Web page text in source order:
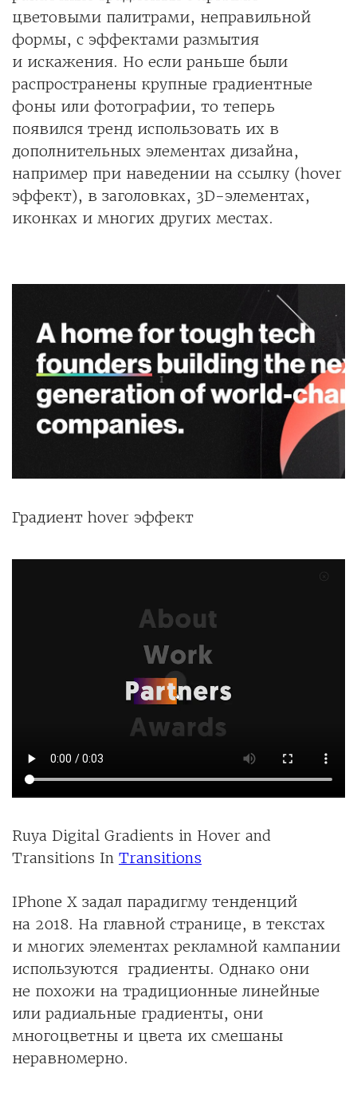
цветовыми палитрами, неправильной
формы, с эффектами размытия
и искажения. Но если раньше были
распространены крупные градиентные
фоны или фотографии, то теперь
появился тренд использовать их в
дополнительных элементах дизайна,
например при наведении на ссылку (hover
эффект), в заголовках, 3D-элементах,
иконках и многих других местах.
Градиент hover эффект
Ruya Digital Gradients in Hover and
Transitions In Transitions
IPhone X задал парадигму тенденций
на 2018. На главной странице, в текстах
и многих элементах рекламной кампании
используются градиенты. Однако они
не похожи на традиционные линейные
или радиальные градиенты, они
многоцветны и цвета их смешаны
неравномерно.